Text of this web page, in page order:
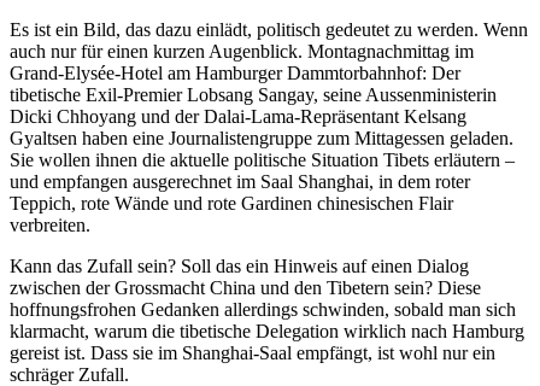
Es ist ein Bild, das dazu einlädt, politisch gedeutet zu werden. Wenn
auch nur für einen kurzen Augenblick. Montagnachmittag im
Grand-Elysée-Hotel am Hamburger Dammtorbahnhof: Der
tibetische Exil-Premier Lobsang Sangay, seine Aussenministerin
Dicki Chhoyang und der Dalai-Lama-Repräsentant Kelsang
Gyaltsen haben eine Journalistengruppe zum Mittagessen geladen.
Sie wollen ihnen die aktuelle politische Situation Tibets erläutern –
und empfangen ausgerechnet im Saal Shanghai, in dem roter
Teppich, rote Wände und rote Gardinen chinesischen Flair
verbreiten.
Kann das Zufall sein? Soll das ein Hinweis auf einen Dialog
zwischen der Grossmacht China und den Tibetern sein? Diese
hoffnungsfrohen Gedanken allerdings schwinden, sobald man sich
klarmacht, warum die tibetische Delegation wirklich nach Hamburg
gereist ist. Dass sie im Shanghai-Saal empfängt, ist wohl nur ein
schräger Zufall.